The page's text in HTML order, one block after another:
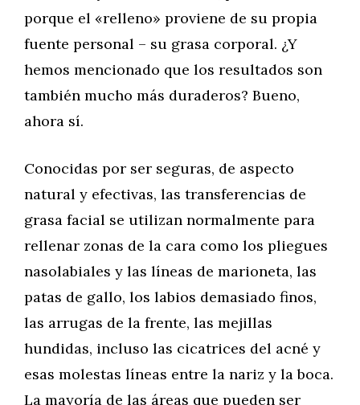
porque el «relleno» proviene de su propia
fuente personal – su grasa corporal. ¿Y
hemos mencionado que los resultados son
también mucho más duraderos? Bueno,
ahora sí.
Conocidas por ser seguras, de aspecto
natural y efectivas, las transferencias de
grasa facial se utilizan normalmente para
rellenar zonas de la cara como los pliegues
nasolabiales y las líneas de marioneta, las
patas de gallo, los labios demasiado finos,
las arrugas de la frente, las mejillas
hundidas, incluso las cicatrices del acné y
esas molestas líneas entre la nariz y la boca.
La mayoría de las áreas que pueden ser